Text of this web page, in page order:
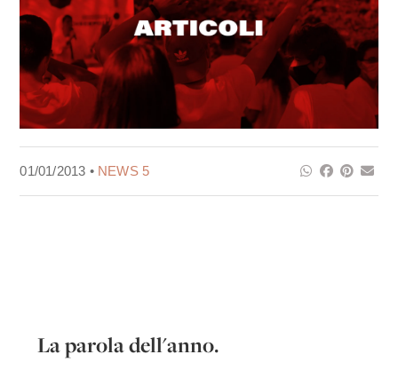
01/01/2013 • NEWS 5
La parola dell'anno.